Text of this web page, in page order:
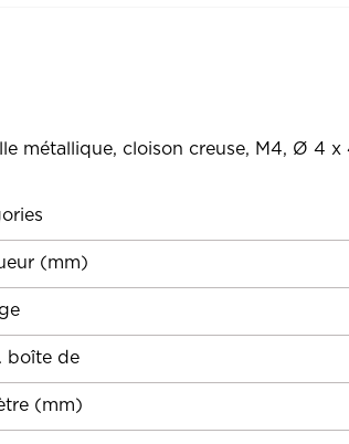
métallique, cloison creuse, M4, Ø 4 x
(mm)
boîte de
(mm)